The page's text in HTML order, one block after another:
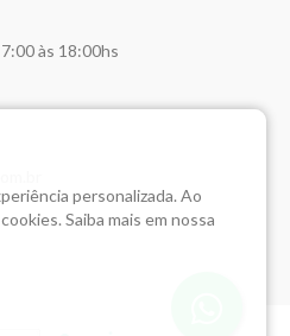
às 18:00hs
personalizada. Ao
Saiba mais em nossa